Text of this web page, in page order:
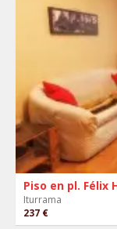
Piso en pl. Félix
Iturrama
237 €